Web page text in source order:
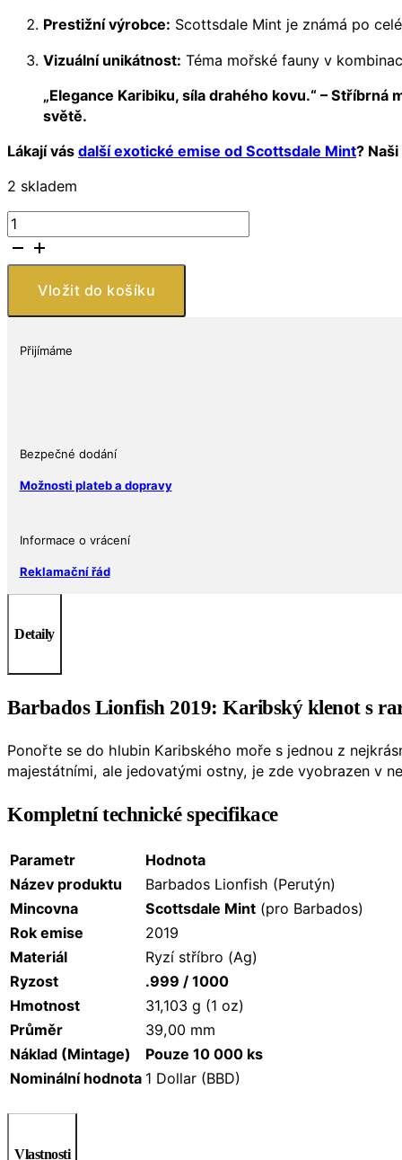
Prestižní výrobce: Scottsdale Mint je známá po
Vizuální unikátnost: Téma mořské fauny v
„Elegance Karibiku, síla drahého kovu.“ –
světě.
Lákají vás další exotické emise od Scottsdale Mint?
2 skladem
Stříbrná
mince
Barbados
Lionfish
oz
Perutýn
10
ks
Vložit do košíku
Přijímáme
Bezpečné dodání
Možnosti plateb a dopravy
Informace o vrácení
Reklamační řád
Detaily
Barbados Lionfish 2019: Karibský klenot s
Ponořte se do hlubin Karibského moře s jednou z
majestátními, ale jedovatými ostny, je zde vyobrazen v
Kompletní technické specifikace
Parametr
Hodnota
Název produktu
Barbados Lionfish (Perutýn)
Mincovna
Scottsdale Mint (pro Barbados)
Rok emise
2019
Materiál
Ryzí stříbro (Ag)
Ryzost
.999 / 1000
Hmotnost
31,103 g (1 oz)
Průměr
39,00 mm
Náklad (Mintage)
Pouze 10 000 ks
Nominální hodnota 1 Dollar (BBD)
Vlastnosti